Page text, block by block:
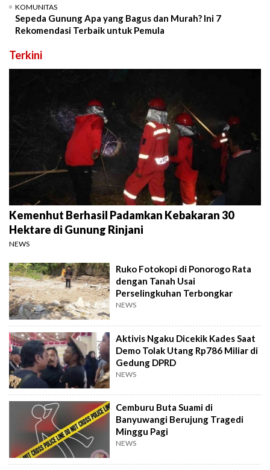
KOMUNITAS
Sepeda Gunung Apa yang Bagus dan Murah? Ini 7
Rekomendasi Terbaik untuk Pemula
Terkini
Kemenhut Berhasil Padamkan Kebakaran 30
Hektare di Gunung Rinjani
NEWS
Ruko Fotokopi di Ponorogo Rata
dengan Tanah Usai
Perselingkuhan Terbongkar
NEWS
Aktivis Ngaku Dicekik Kades Saat
Demo Tolak Utang Rp786 Miliar di
Gedung DPRD
NEWS
Cemburu Buta Suami di
Banyuwangi Berujung Tragedi
Minggu Pagi
NEWS